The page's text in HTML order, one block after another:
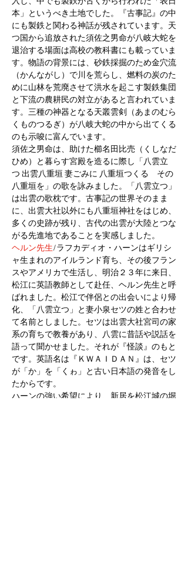
本」というべき土地でした。『古事記』の中
にも製鉄と関わる神話が残されています。天
つ国から追放された須佐之男命が八岐大蛇を
退治する場面は高校の教科書にも載っていま
す。物語の背景には、砂鉄採掘のため金穴流
（かんながし）で川を荒らし、燃料の炭のた
めに山林を荒廃させて洪水を起こす製鉄集団
と下流の農耕民の対立があると言われていま
す。三種の神器となる天叢雲剣（あまのむら
くものつるぎ）が八岐大蛇の中から出てくる
のも示唆に富んでいます。
須佐之男命は、助けた櫛名田比売（くしなだ
ひめ）と暮らす宮殿を造るに際し「八雲立
つ 出雲八重垣 妻ごみに 八重垣つくる　その
八重垣を」の歌を詠みました。「八雲立つ」
は出雲の歌枕です。古事記の世界そのまま
に、出雲大社以外にも八重垣神社をはじめ、
多くの史跡が残り、古代の出雲が大陸とつな
がる先進地であることを実感しました。
ヘルン先生/ラフカディオ・ハーンはギリシ
ャ生まれのアイルランド育ち、その後フラン
スやアメリカで生活し、明治２３年に来日、
松江に英語教師として赴任、ヘルン先生と呼
ばれました。松江で伴侶との出会いにより帰
化、「八雲立つ」と妻小泉セツの姓と合わせ
て名前としました。セツは出雲大社宮司の家
系の育ちで教養があり、八雲に昔話や説話を
語って聞かせました。それが『怪談』のもと
です。英語名は『ＫＷＡＩＤＡＮ』は、セツ
が「か」を「くゎ」と古い日本語の発音をし
たからです。
ハーンの強い希望により、新居を松江城の堀